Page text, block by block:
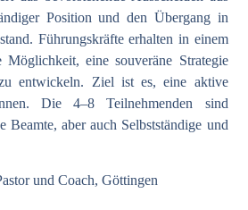
Position und den Übergang in
Führungskräfte erhalten in einem
eine souveräne Strategie
entwickeln. Ziel ist es, eine aktive
Die 4–8 Teilnehmenden sind
Beamte, aber auch Selbstständige und
und Coach, Göttingen